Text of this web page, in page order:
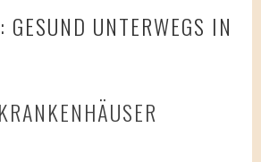
GESUND UNTERWEGS IN